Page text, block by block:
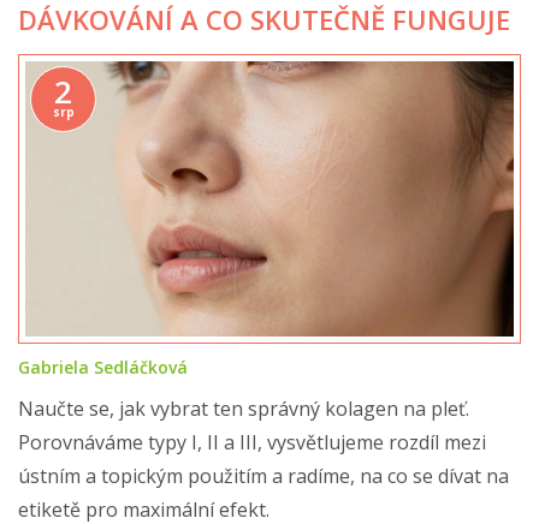
DÁVKOVÁNÍ A CO SKUTEČNĚ FUNGUJE
2
srp
Gabriela Sedláčková
Naučte se, jak vybrat ten správný kolagen na pleť.
Porovnáváme typy I, II a III, vysvětlujeme rozdíl mezi
ústním a topickým použitím a radíme, na co se dívat na
etiketě pro maximální efekt.